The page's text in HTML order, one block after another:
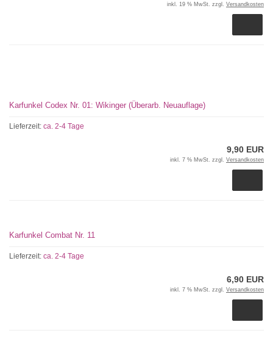
inkl. 19 % MwSt. zzgl. Versandkosten
Karfunkel Codex Nr. 01: Wikinger (Überarb. Neuauflage)
Lieferzeit: ca. 2-4 Tage
9,90 EUR
inkl. 7 % MwSt. zzgl. Versandkosten
Karfunkel Combat Nr. 11
Lieferzeit: ca. 2-4 Tage
6,90 EUR
inkl. 7 % MwSt. zzgl. Versandkosten